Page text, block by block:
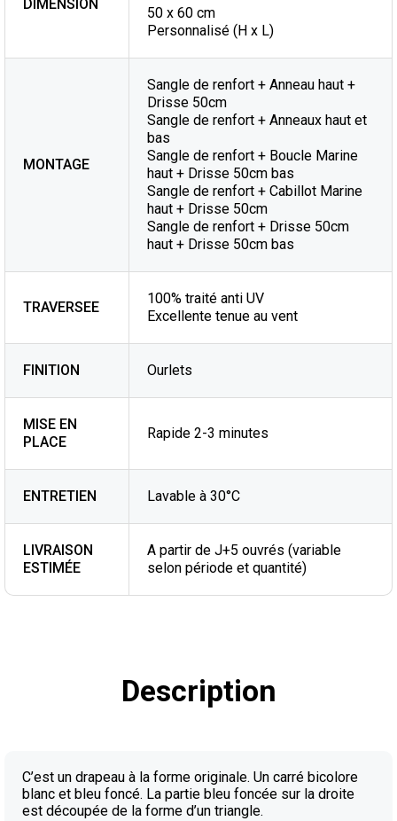
DIMENSION
50 x 60 cm
Personnalisé (H x L)
MONTAGE
Sangle de renfort + Anneau haut +
Drisse 50cm
Sangle de renfort + Anneaux haut et
bas
Sangle de renfort + Boucle Marine
haut + Drisse 50cm bas
Sangle de renfort + Cabillot Marine
haut + Drisse 50cm
Sangle de renfort + Drisse 50cm
haut + Drisse 50cm bas
TRAVERSEE
100% traité anti UV
Excellente tenue au vent
FINITION Ourlets
MISE EN
PLACE
Rapide 2-3 minutes
ENTRETIEN Lavable à 30°C
LIVRAISON
ESTIMÉE
A partir de J+5 ouvrés (variable
selon période et quantité)
Description
C’est un drapeau à la forme originale. Un carré bicolore
blanc et bleu foncé. La partie bleu foncée sur la droite
est découpée de la forme d’un triangle.